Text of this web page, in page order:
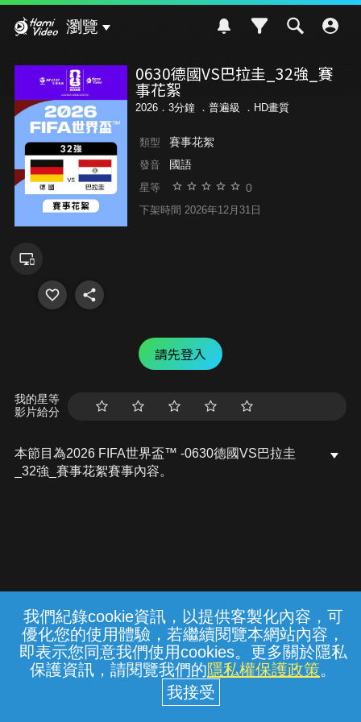
我們紀錄cookie資訊，以提供客製化內容，可
優化您的使用體驗，若繼續閱覽本網站內容，
即表示您同意我們使用cookies。更多關於隱私
保護資訊，請閱覽我們的隱私權保護政策。
瀏覽
0630德國VS巴拉圭_32強_賽
事花絮
2026．3分鐘 ． 普遍級 ．HD畫質
類型 賽事花絮
發音 國語
星等 0
下架時間 2026年12月31日
請先登入
我的星等
影片給分
本節目為2026 FIFA世界盃™ -0630德國VS巴拉圭
_32強_賽事花絮賽事內容。
常見問題 線上客服 服務條款 隱私權保護
中華電信股份有限公司個人家庭分公司
(統一編號：96979949) © 2026
{{notifyMsg}}